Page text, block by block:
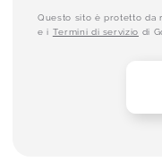
Questo sito è protetto da
e i Termini di servizio di